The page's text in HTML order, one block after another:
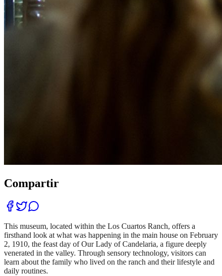
Compartir
This museum, located within the Los Cuartos Ranch, offers a
firsthand look at what was happening in the main house on February
2, 1910, the feast day of Our Lady of Candelaria, a figure deeply
venerated in the valley. Through sensory technology, visitors can
learn about the family who lived on the ranch and their lifestyle and
daily routines.